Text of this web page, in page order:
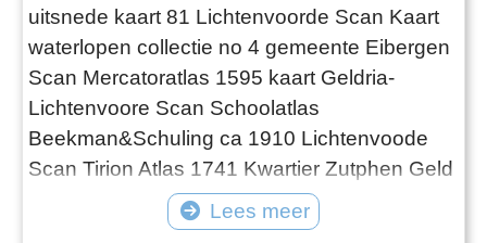
uitsnede kaart 81 Lichtenvoorde Scan Kaart
waterlopen collectie no 4 gemeente Eibergen
Scan Mercatoratlas 1595 kaart Geldria-
Lichtenvoore Scan Schoolatlas
Beekman&Schuling ca 1910 Lichtenvoode
Scan Tirion Atlas 1741 Kwartier Zutphen Geld
Arch 115 Scan Van Lindt 1650 kaartdeel
gebied rond Lichtenvoorde Scan Van Lindt
Lees meer